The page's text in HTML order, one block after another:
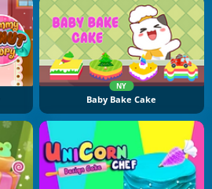
NY
Baby Bake Cake